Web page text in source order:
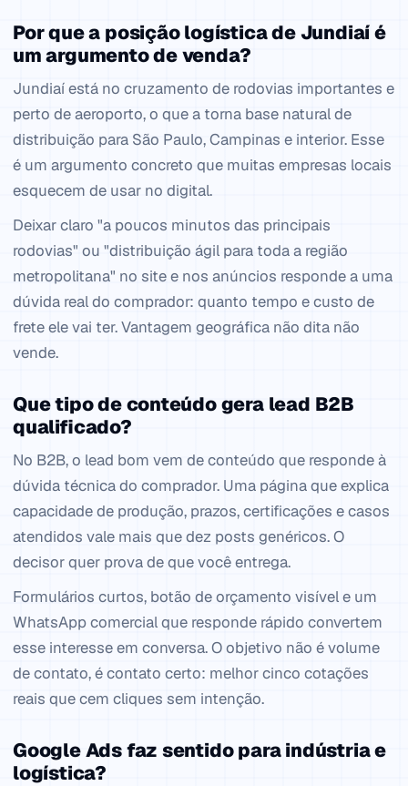
Por que a posição logística de Jundiaí é
um argumento de venda?
Jundiaí está no cruzamento de rodovias importantes e
perto de aeroporto, o que a torna base natural de
distribuição para São Paulo, Campinas e interior. Esse
é um argumento concreto que muitas empresas locais
esquecem de usar no digital.
Deixar claro "a poucos minutos das principais
rodovias" ou "distribuição ágil para toda a região
metropolitana" no site e nos anúncios responde a uma
dúvida real do comprador: quanto tempo e custo de
frete ele vai ter. Vantagem geográfica não dita não
vende.
Que tipo de conteúdo gera lead B2B
qualificado?
No B2B, o lead bom vem de conteúdo que responde à
dúvida técnica do comprador. Uma página que explica
capacidade de produção, prazos, certificações e casos
atendidos vale mais que dez posts genéricos. O
decisor quer prova de que você entrega.
Formulários curtos, botão de orçamento visível e um
WhatsApp comercial que responde rápido convertem
esse interesse em conversa. O objetivo não é volume
de contato, é contato certo: melhor cinco cotações
reais que cem cliques sem intenção.
Google Ads faz sentido para indústria e
logística?